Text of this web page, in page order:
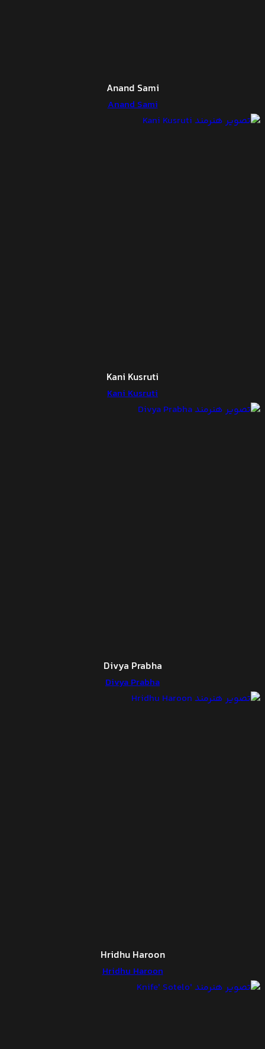
Anand Sami
Anand Sami
Kani Kusruti
Kani Kusruti
Divya Prabha
Divya Prabha
Hridhu Haroon
Hridhu Haroon